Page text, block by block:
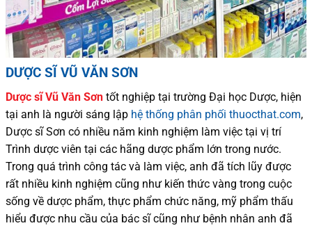
DƯỢC SĨ VŨ VĂN SƠN
Dược sĩVũ Văn Sơn tốt nghiệp tại trường Đại học Dược, hiện
tại anh là người sáng lập hệ thống phân phối thuocthat.com,
Dược sĩSơn có nhiều năm kinh nghiệm làm việc tại vị trí
Trình dược viên tại các hãng dược phẩm lớn trong nước.
Trong quá trình công tác và làm việc, anh đã tích lũy được
rất nhiều kinh nghiệm cũng như kiến thức vàng trong cuộc
sống về dược phẩm, thực phẩm chức năng, mỹ phẩm thấu
hiểu được nhu cầu của bác sĩcũng như bệnh nhân anh đã